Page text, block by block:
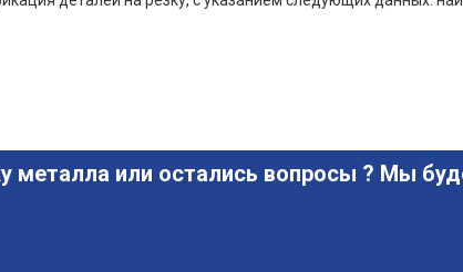
металла или остались вопросы ? Мы